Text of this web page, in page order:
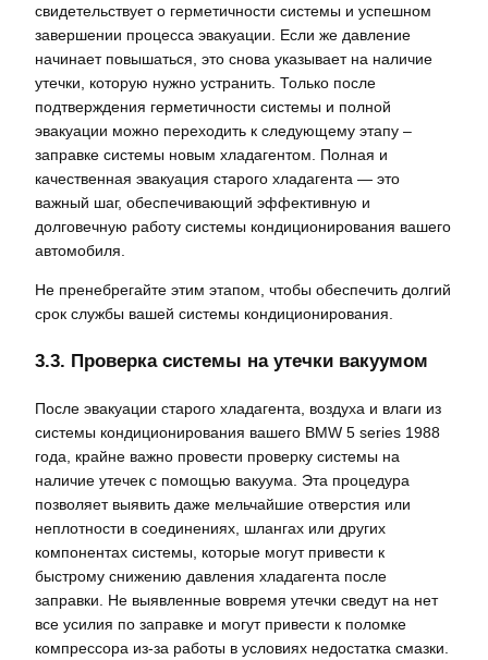
свидетельствует о герметичности системы и успешном
завершении процесса эвакуации. Если же давление
начинает повышаться, это снова указывает на наличие
утечки, которую нужно устранить. Только после
подтверждения герметичности системы и полной
эвакуации можно переходить к следующему этапу –
заправке системы новым хладагентом. Полная и
качественная эвакуация старого хладагента — это
важный шаг, обеспечивающий эффективную и
долговечную работу системы кондиционирования вашего
автомобиля.
Не пренебрегайте этим этапом, чтобы обеспечить долгий
срок службы вашей системы кондиционирования.
3.3. Проверка системы на утечки вакуумом
После эвакуации старого хладагента, воздуха и влаги из
системы кондиционирования вашего BMW 5 series 1988
года, крайне важно провести проверку системы на
наличие утечек с помощью вакуума. Эта процедура
позволяет выявить даже мельчайшие отверстия или
неплотности в соединениях, шлангах или других
компонентах системы, которые могут привести к
быстрому снижению давления хладагента после
заправки. Не выявленные вовремя утечки сведут на нет
все усилия по заправке и могут привести к поломке
компрессора из-за работы в условиях недостатка смазки.